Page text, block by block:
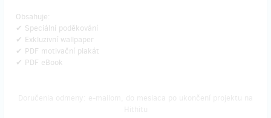
Obsahuje:
✔ Speciální poděkování
✔ Exkluzivní wallpaper
✔ PDF motivační plakát
✔ PDF eBook